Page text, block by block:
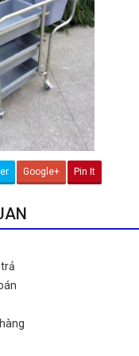
Google+ Pin It